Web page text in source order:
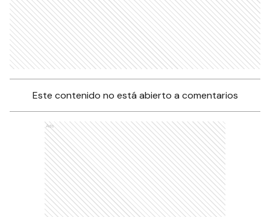
Este contenido no está abierto a comentarios
Ads